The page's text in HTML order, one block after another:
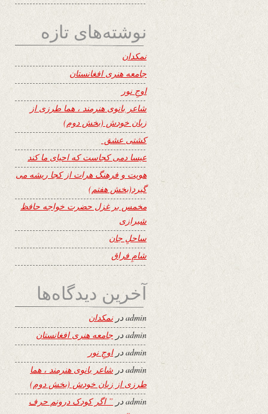
نوشته‌های تازه
نمکدان
جامعه هنری افغانستان
اوجِ نور
شاعر بانوی هنرمند ، هما طرزی از
زبان خودش (بخش دوم)
کشتی عشق
عیسا دمی کجاست که احیای ما کند
هویت و فرهنگ هرات از کجا ریشه می
گیرد(بخش هفتم)
مخمس بر غزل حضرت خواجه حافظ
شیرازی
ساحلِ جان
شامِ فراق
آخرین دیدگاه‌ها
adminدرنمکدان
adminدر جامعه هنری افغانستان
adminدراوجِ نور
adminدر شاعر بانوی هنرمند ، هما
طرزی از زبان خودش (بخش دوم)
adminدر ” اگر کودک درونم حرف